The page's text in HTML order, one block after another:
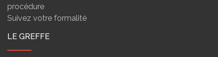
procédure
Suivez votre formalité
LE GREFFE